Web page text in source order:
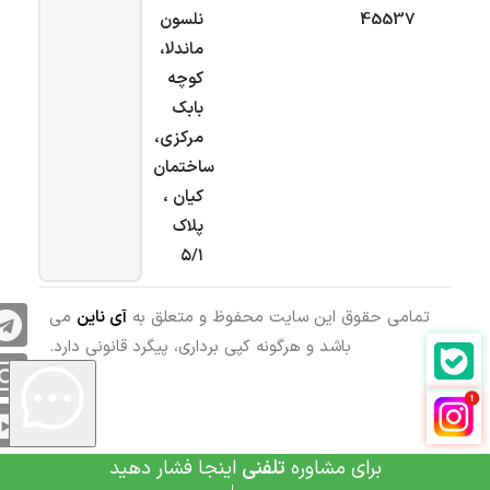
45537
نلسون
ماندلا،
کوچه
بابک
مرکزی،
ساختمان
کیان ،
پلاک
۵/۱
تمامی حقوق این سایت محفوظ و متعلق به آی ناین می
باشد و هرگونه کپی برداری، پیگرد قانونی دارد.
برای مشاوره تلفنی اینجا فشار دهید